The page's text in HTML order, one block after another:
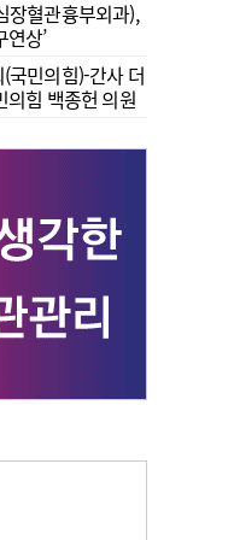
장혈관흉부외과),
상’
국민의힘)-간사 더
의힘 백종헌 의원